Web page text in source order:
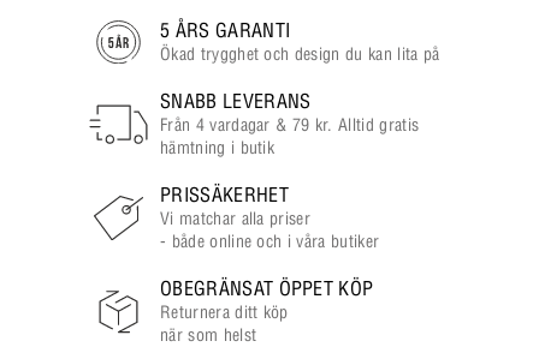
5 ÅRS GARANTI
Ökad trygghet och design du kan lita på
SNABB LEVERANS
Från 4 vardagar & 79 kr. Alltid gratis
hämtning i butik
PRISSÄKERHET
Vi matchar alla priser
- både online och i våra butiker
OBEGRÄNSAT ÖPPET KÖP
Returnera ditt köp
när som helst